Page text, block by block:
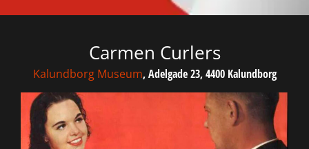
Carmen Curlers
Kalundborg Museum, Adelgade 23, 4400 Kalundborg